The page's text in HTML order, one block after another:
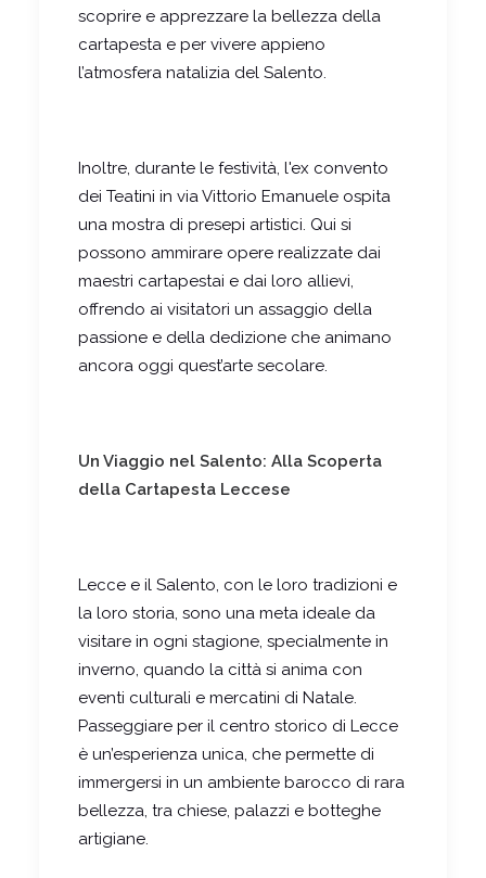
scoprire e apprezzare la bellezza della
cartapesta e per vivere appieno
l’atmosfera natalizia del Salento.
Inoltre, durante le festività, l'ex convento
dei Teatini in via Vittorio Emanuele ospita
una mostra di presepi artistici. Qui si
possono ammirare opere realizzate dai
maestri cartapestai e dai loro allievi,
offrendo ai visitatori un assaggio della
passione e della dedizione che animano
ancora oggi quest’arte secolare.
Un Viaggio nel Salento: Alla Scoperta
della Cartapesta Leccese
Lecce e il Salento, con le loro tradizioni e
la loro storia, sono una meta ideale da
visitare in ogni stagione, specialmente in
inverno, quando la città si anima con
eventi culturali e mercatini di Natale.
Passeggiare per il centro storico di Lecce
è un’esperienza unica, che permette di
immergersi in un ambiente barocco di rara
bellezza, tra chiese, palazzi e botteghe
artigiane.